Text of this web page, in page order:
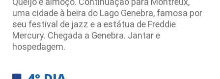
uma cidade à beira do Lago Genebra, famosa por
seu festival de jazz e a estátua de Freddie
Mercury. Chegada a Genebra. Jantar e
hospedagem.